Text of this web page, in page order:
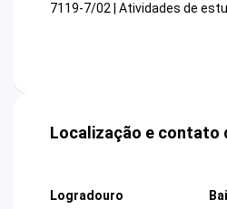
7119-7/02 | Atividades de
Localização e contato
Logradouro